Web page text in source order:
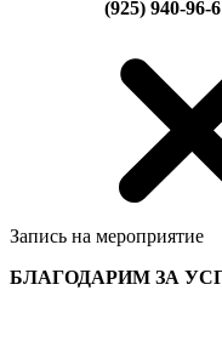
(925) 940-96-
Запись на мероприятие
БЛАГОДАРИМ ЗА